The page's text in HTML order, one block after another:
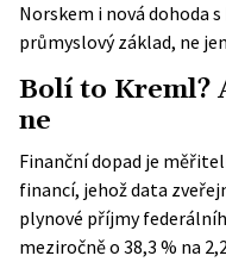
Norskem i nová dohoda
průmyslový základ, ne
Bolí to Kreml?
ne
Finanční dopad je
financí, jehož data
plynové příjmy
meziročně o 38,3 % na